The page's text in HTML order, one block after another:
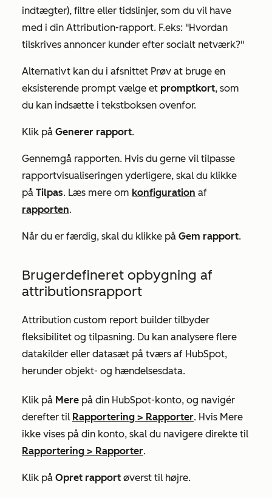
indtægter), filtre eller tidslinjer, som du vil have
med i din Attribution-rapport. F.eks: "Hvordan
tilskrives annoncer kunder efter socialt netværk?"
Alternativt kan du i afsnittet Prøv at bruge en
eksisterende prompt vælge et promptkort, som
du kan indsætte i tekstboksen ovenfor.
Klik på Generer rapport.
Gennemgå rapporten. Hvis du gerne vil tilpasse
rapportvisualiseringen yderligere, skal du klikke
på Tilpas. Læs mere om konfiguration af
rapporten.
Når du er færdig, skal du klikke på Gem rapport.
Brugerdefineret opbygning af
attributionsrapport
Attribution custom report builder tilbyder
fleksibilitet og tilpasning. Du kan analysere flere
datakilder eller datasæt på tværs af HubSpot,
herunder objekt- og hændelsesdata.
Klik på Mere på din HubSpot-konto, og navigér
derefter til Rapportering > Rapporter. Hvis Mere
ikke vises på din konto, skal du navigere direkte til
Rapportering > Rapporter.
Klik på Opret rapport øverst til højre.